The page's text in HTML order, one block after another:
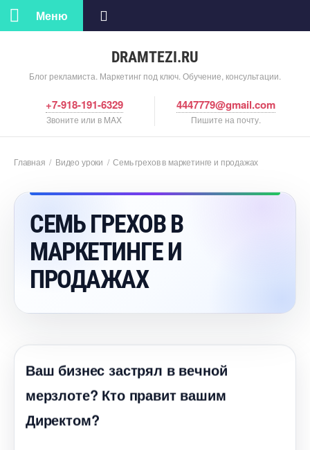
DRAMTEZI.RU
Блог рекламиста. Маркетинг под ключ. Обучение, консультации.
Меню
+7-918-191-6329
Звоните или в MAX
4447779@gmail.com
Пишите на почту.
Главная / идео уроки /Семь грехов в маркетинге и продажах
СЕМЬ ГРЕХО
МАРКЕТИНГЕ И
ПРОДАЖАХ
аш бизнес застрял в вечной
мерзлоте? Кто правит вашим
Директом?